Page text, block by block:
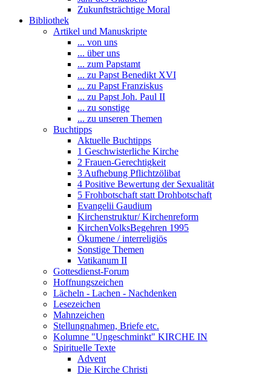
Zukunftsträchtige Moral
Bibliothek
Artikel und Manuskripte
... von uns
... über uns
... zum Papstamt
... zu Papst Benedikt XVI
... zu Papst Franziskus
... zu Papst Joh. Paul II
... zu sonstige
... zu unseren Themen
Buchtipps
Aktuelle Buchtipps
1 Geschwisterliche Kirche
2 Frauen-Gerechtigkeit
3 Aufhebung Pflichtzölibat
4 Positive Bewertung der Sexualität
5 Frohbotschaft statt Drohbotschaft
Evangelii Gaudium
Kirchenstruktur/ Kirchenreform
KirchenVolksBegehren 1995
Ökumene / interreligiös
Sonstige Themen
Vatikanum II
Gottesdienst-Forum
Hoffnungszeichen
Lächeln - Lachen - Nachdenken
Lesezeichen
Mahnzeichen
Stellungnahmen, Briefe etc.
Kolumne "Ungeschminkt" KIRCHE IN
Spirituelle Texte
Advent
Die Kirche Christi